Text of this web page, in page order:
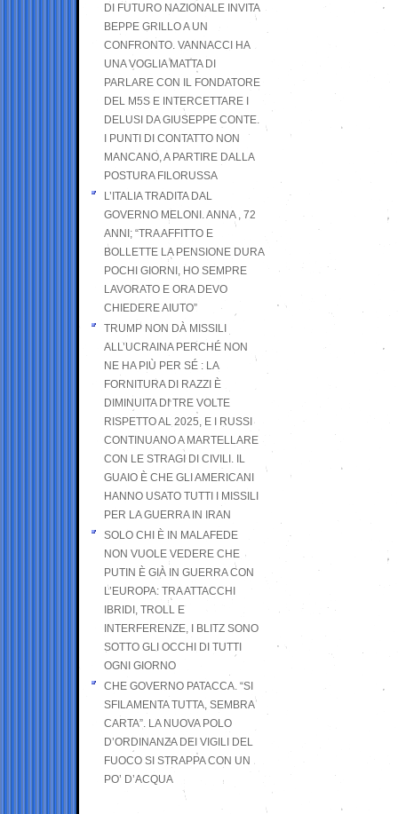
DI FUTURO NAZIONALE INVITA
BEPPE GRILLO A UN
CONFRONTO. VANNACCI HA
UNA VOGLIA MATTA DI
PARLARE CON IL FONDATORE
DEL M5S E INTERCETTARE I
DELUSI DA GIUSEPPE CONTE.
I PUNTI DI CONTATTO NON
MANCANO, A PARTIRE DALLA
POSTURA FILORUSSA
L’ITALIA TRADITA DAL
GOVERNO MELONI. ANNA , 72
ANNI; “TRA AFFITTO E
BOLLETTE LA PENSIONE DURA
POCHI GIORNI, HO SEMPRE
LAVORATO E ORA DEVO
CHIEDERE AIUTO”
TRUMP NON DÀ MISSILI
ALL’UCRAINA PERCHÉ NON
NE HA PIÙ PER SÉ : LA
FORNITURA DI RAZZI È
DIMINUITA DI TRE VOLTE
RISPETTO AL 2025, E I RUSSI
CONTINUANO A MARTELLARE
CON LE STRAGI DI CIVILI. IL
GUAIO È CHE GLI AMERICANI
HANNO USATO TUTTI I MISSILI
PER LA GUERRA IN IRAN
SOLO CHI È IN MALAFEDE
NON VUOLE VEDERE CHE
PUTIN È GIÀ IN GUERRA CON
L’EUROPA: TRA ATTACCHI
IBRIDI, TROLL E
INTERFERENZE, I BLITZ SONO
SOTTO GLI OCCHI DI TUTTI
OGNI GIORNO
CHE GOVERNO PATACCA. “SI
SFILAMENTA TUTTA, SEMBRA
CARTA”. LA NUOVA POLO
D’ORDINANZA DEI VIGILI DEL
FUOCO SI STRAPPA CON UN
PO’ D’ACQUA